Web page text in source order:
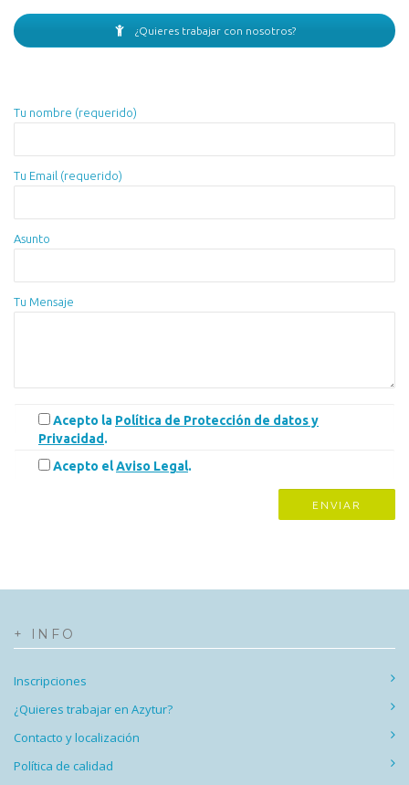
¿Quieres trabajar con nosotros?
Tu nombre (requerido)
Tu Email (requerido)
Asunto
Tu Mensaje
Acepto la Política de Protección de datos y
Privacidad .
Acepto elAviso Legal.
+ INFO
Inscripciones
¿Quieres trabajar en Azytur?
Contacto y localización
Política de calidad